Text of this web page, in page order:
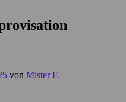
von Mister F.